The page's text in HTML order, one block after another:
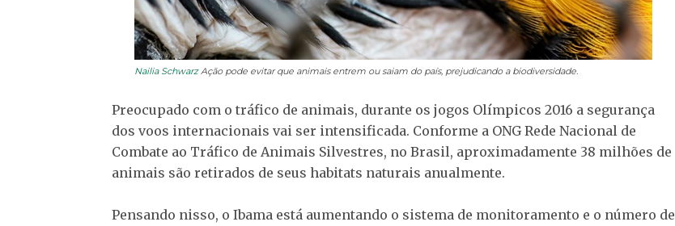
Nailia SchwarzAção pode evitar que animais entrem ou saiam do país, prejudicando a biodiversidade.
Preocupado com o tráfico de animais, durante os jogos Olímpicos 2016 a segurança
dos voos internacionais vai ser intensificada. Conforme a ONG Rede Nacional de
Combate ao Tráfico de Animais Silvestres, no Brasil, aproximadamente 38 milhões de
animais são retirados de seus habitats naturais anualmente.
Pensando nisso, o Ibama está aumentando o sistema de monitoramento e o número de